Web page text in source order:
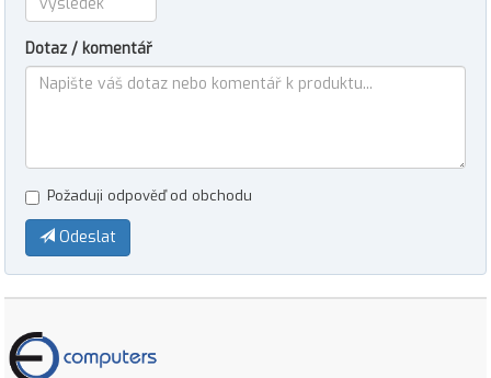
Dotaz / komentář
Požaduji odpověď od obchodu
Odeslat